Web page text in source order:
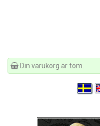
Din varukorg är tom.